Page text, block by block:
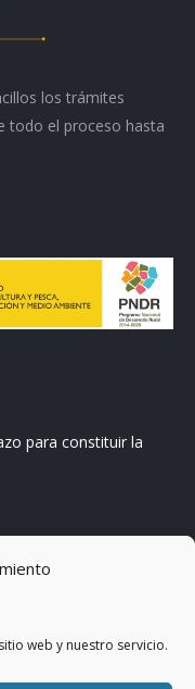
web y nuestro servicio.
los trámites
todo el proceso hasta
para constituir la
una planta de